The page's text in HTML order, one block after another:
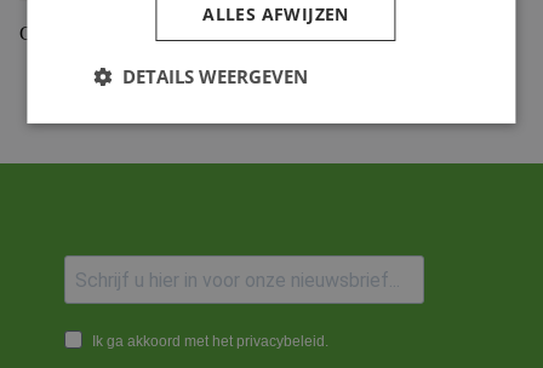
Gekoppelde Motoren
Ik ga akkoord met het privacybeleid.
ALLES AFWIJZEN
DETAILS WEERGEVEN